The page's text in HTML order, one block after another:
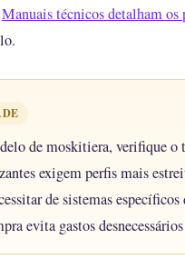
Manuais técnicos detalham os
de moskitiera, verifique o
exigem perfis mais
de sistemas
evita gastos